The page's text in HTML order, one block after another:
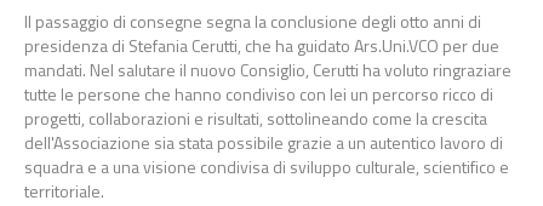
Il passaggio di consegne segna la conclusione degli otto anni di
presidenza di Stefania Cerutti, che ha guidato Ars.Uni.VCO per due
mandati. Nel salutare il nuovo Consiglio, Cerutti ha voluto ringraziare
tutte le persone che hanno condiviso con lei un percorso ricco di
progetti, collaborazioni e risultati, sottolineando come la crescita
dell'Associazione sia stata possibile grazie a un autentico lavoro di
squadra e a una visione condivisa di sviluppo culturale, scientifico e
territoriale.